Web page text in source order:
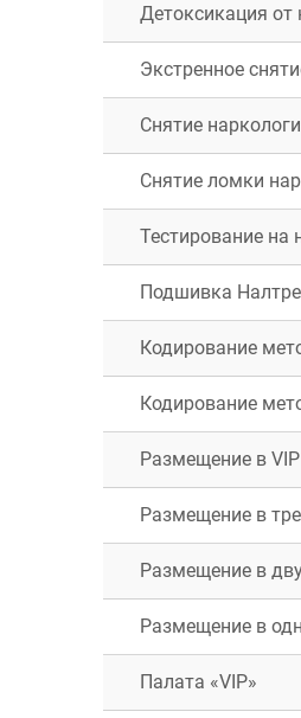
Детоксикация от
Экстренное
Снятие
Снятие ломки
Тестирование на
Подшивка
Кодирование
Кодирование
Размещение в
Размещение в
Размещение в
Размещение в
Палата «VIP»